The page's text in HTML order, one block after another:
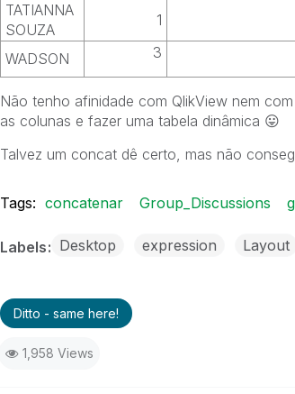
TATIANNA
SOUZA
1
WADSON 3
Não tenho afinidade com QlikView nem
as colunas e fazer uma tabela dinâmica 😛
Talvez um concat dê certo, mas não
Tags: concatenar Group_Discussions
Labels Desktop expression Layout
Ditto - same here!
1,958 Views